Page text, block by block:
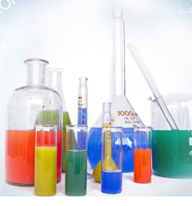
荣誉资质
实验台系列
储存柜系列
实验配件系列
医疗家俱配套
仪器设备系列
试剂耗材系列